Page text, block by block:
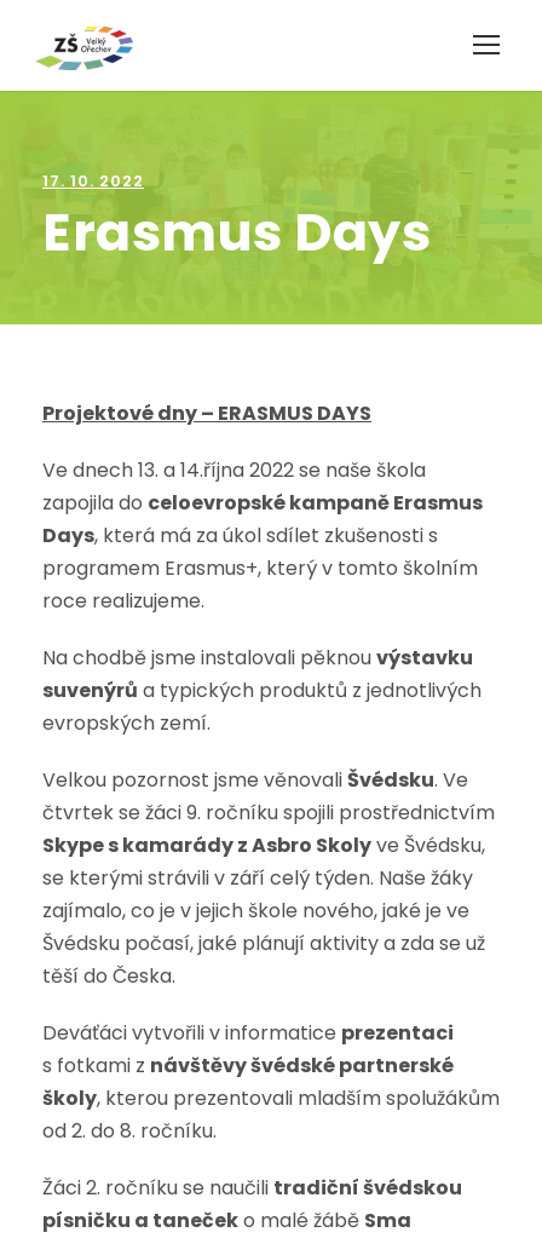
17. 10. 2022
Erasmus Days
Projektové dny – ERASMUS DAYS
Ve dnech 13. a 14.října 2022 se naše škola
zapojila do celoevropské kampaně Erasmus
Days, která má za úkol sdílet zkušenosti s
programem Erasmus+, který v tomto školním
roce realizujeme.
Na chodbě jsme instalovali pěknouvýstavku
suvenýrů a typických produktů z jednotlivých
evropských zemí.
Velkou pozornost jsme věnovaliŠvédsku. Ve
čtvrtek se žáci 9. ročníku spojili prostřednictvím
Skype s kamarády z Asbro Skolyve Švédsku,
se kterými strávili v září celý týden. Naše žáky
zajímalo, co je v jejich škole nového, jaké je ve
Švédsku počasí, jaké plánují aktivity a zda se už
těší do Česka.
Deváťáci vytvořili v informatice prezentaci
s fotkami z návštěvy švédské partnerské
školy, kterou prezentovali mladším spolužákům
od 2. do 8. ročníku.
Žáci 2. ročníku se naučili tradiční švédskou
písničku a tanečeko malé žábě Sma